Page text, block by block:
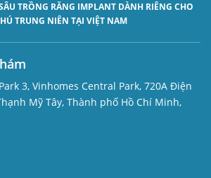
TRỒNG RĂNG IMPLANT DÀNH RIÊNG CHO
TRUNG NIÊN TẠI VIỆT NAM
3, Vinhomes Central Park, 720A Điện
Mỹ Tây, Thành phố Hồ Chí Minh,